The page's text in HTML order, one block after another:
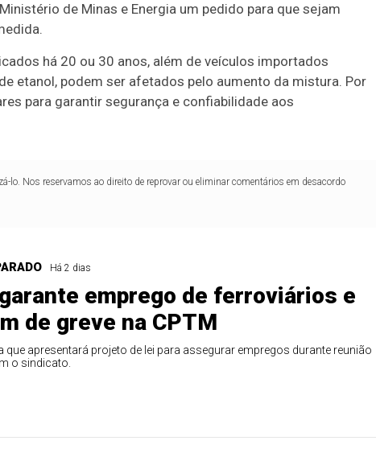
de Minas e Energia um pedido para que sejam
há 20 ou 30 anos, além de veículos importados
etanol, podem ser afetados pelo aumento da mistura. Por
para garantir segurança e confiabilidade aos
lo. Nos reservamos ao direito de reprovar ou eliminar comentários em desacordo
Há 2 dias
emprego de ferroviários e
de greve na CPTM
que apresentará projeto de lei para assegurar empregos durante reunião
o sindicato.